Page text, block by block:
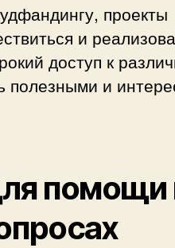
проекты
и
доступ к
полезными и
помощи